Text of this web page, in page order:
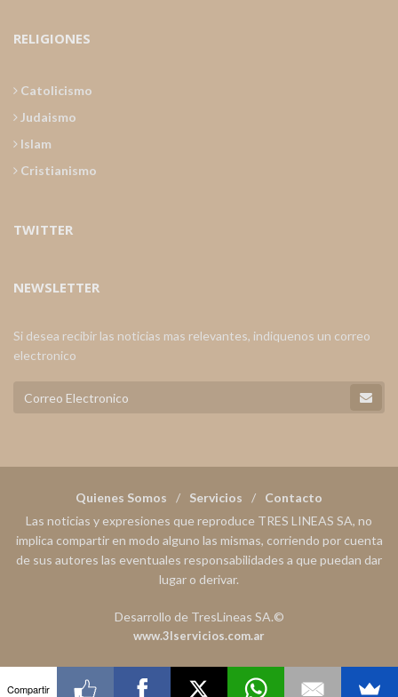
RELIGIONES
Catolicismo
Judaismo
Islam
Cristianismo
TWITTER
NEWSLETTER
Si desea recibir las noticias mas relevantes, indiquenos un correo
electronico
Quienes Somos Servicios
Contacto
Las noticias y expresiones que reproduce TRES LINEAS SA, no
implica compartir en modo alguno las mismas, corriendo por cuenta
de sus autores las eventuales responsabilidades a que puedan dar
lugar o derivar.
Desarrollo de TresLineas SA.©
www.3lservicios.com.ar
Compartir